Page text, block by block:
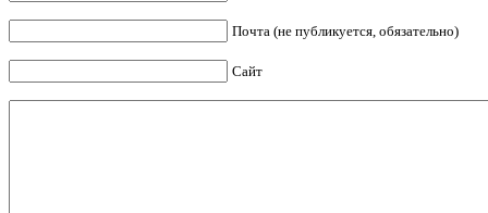
Почта (не публикуется, обязательно)
Сайт